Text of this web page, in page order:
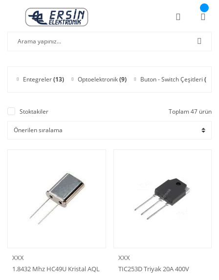
Entegreler(13) Optoelektronik(9) Buton - Switch Çeşitleri (7)
Stoktakiler Toplam 47 ürün
XXX
1.8432 Mhz HC49U Kristal AQL
XXX
TIC253D Triyak 20A 400V